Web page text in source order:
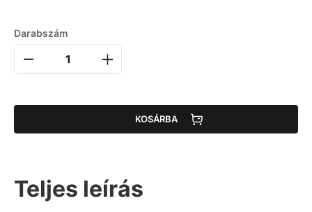
Darabszám
KOSÁRBA
Teljes leírás